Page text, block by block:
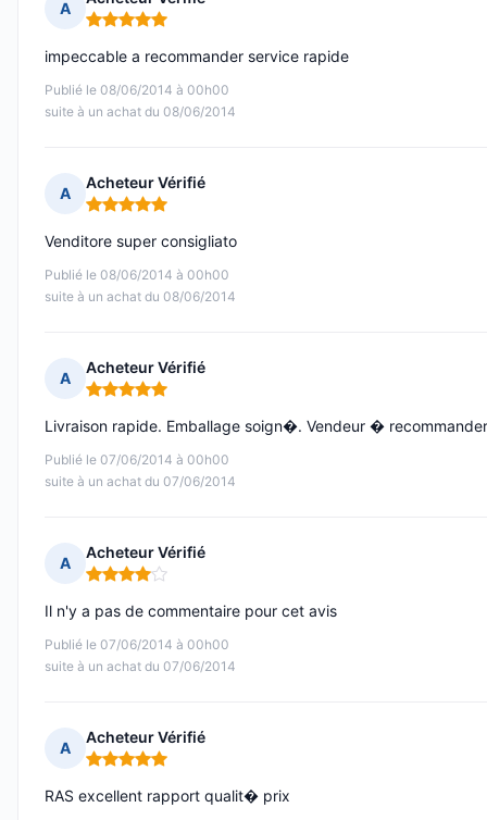
A
Note : 5 sur 5
Publié le 08/06/2014 à 00h00
suite à un achat du 08/06/2014
impeccable a recommander service rapide
A
Acheteur Vérifié
Note : 5 sur 5
Publié le 08/06/2014 à 00h00
suite à un achat du 08/06/2014
Venditore super consigliato
A
Acheteur Vérifié
Note : 5 sur 5
Publié le 07/06/2014 à 00h00
suite à un achat du 07/06/2014
Livraison rapide. Emballage soign�. Vendeur �
A
Acheteur Vérifié
Note : 4 sur 5
Publié le 07/06/2014 à 00h00
suite à un achat du 07/06/2014
Il n'y a pas de commentaire pour cet avis
A
Acheteur Vérifié
Note : 5 sur 5
RAS excellent rapport qualit� prix